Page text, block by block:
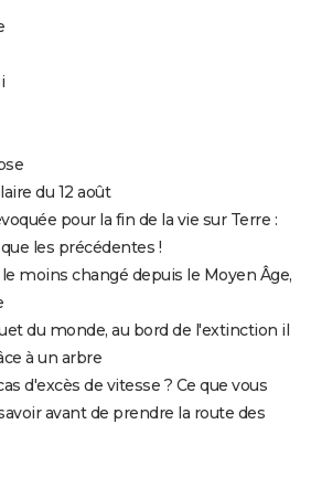
du 12 août
pour la fin de la vie sur Terre :
les précédentes !
moins changé depuis le Moyen Âge,
du monde, au bord de l'extinction il
à un arbre
d'excès de vitesse ? Ce que vous
avant de prendre la route des